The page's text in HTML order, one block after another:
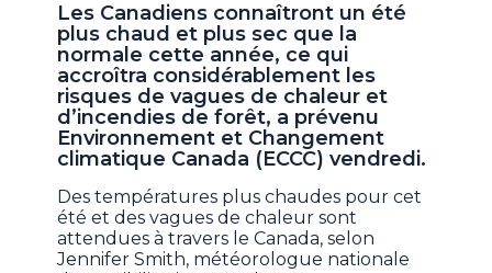
Les Canadiens connaîtront un été
plus chaud et plus sec que la
normale cette année, ce qui
accroîtra considérablement les
risques de vagues de chaleur et
d’incendies de forêt, a prévenu
Environnement et Changement
climatique Canada (ECCC) vendredi.
Des températures plus chaudes pour cet
été et des vagues de chaleur sont
attendues à travers le Canada, selon
Jennifer Smith, météorologue nationale